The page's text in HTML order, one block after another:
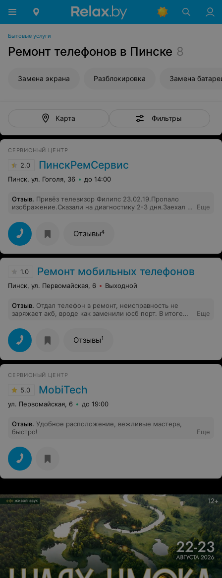
Бытовые услуги
Ремонт телефонов в Пинске 8
Замена экрана Разблокировка Замена
Карта Фильтры
СЕРВИСНЫЙ ЦЕНТР
2.0 ПинскРемСервис
Пинск, ул. Гоголя, 36 до 14:00
Отзыв. Привёз телевизор Филипс 23.02.19.Пропало
изображение.Сказали на диагностику 2-3 дня.Заехал в
его даже не начинали смотреть! На моё возмущение
ответили, что мастеру было некогда,так как очень
занят и, если не устраивает, то могу его забрать, что я
и сделал.Отвратительный сервис,отношение
беспардонное! Вот и думайте идти туда или нет!
Еще
Отзывы4
1.0 Ремонт мобильных телефонов
Пинск, ул. Первомайская, 6 Выходной
Отзыв. Отдал телефон в ремонт, неисправность не
заряжает акб, вроде как заменили юсб порт. В итоге
ничего они не меняли, а почистили контакты и
сорвали деньги в сумме 25 рублей.
Еще
Отзывы1
СЕРВИСНЫЙ ЦЕНТР
5.0 MobiTech
ул. Первомайская, 6 до 19:00
Отзыв. Удобное расположение, вежливые мастера,
быстро!
Еще